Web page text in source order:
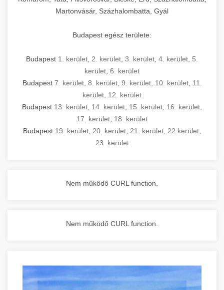
Martonvásár, Százhalombatta, Gyál
Budapest egész területe:
Budapest 1. kerület 2. kerület 3. kerület 4. kerület 5.
kerület 6. kerület
Budapest 7. kerület, 8. kerület, 9. kerület, 10. kerület, 11.
kerület 12. kerület
Budapest 13. kerület 14. kerület 15. kerület 16. kerület
17. kerület 18. kerület
Budapest 19. kerület 20. kerület 21. kerület 22.kerület
23. kerület
Nem működő CURL function.
Nem működő CURL function.